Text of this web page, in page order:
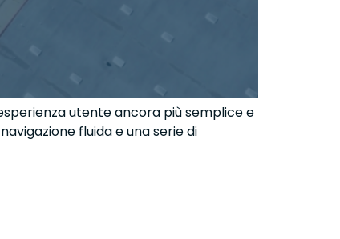
utente ancora più semplice e
fluida e una serie di